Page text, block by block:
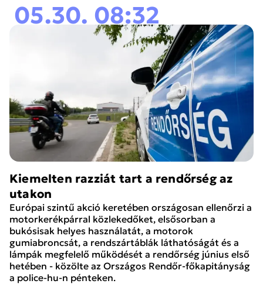
05.30. 08:32
Kiemelten razziát tart a rendőrség az
utakon
Európai szintű akció keretében országosan ellenőrzi a
motorkerékpárral közlekedőket, elsősorban a
bukósisak helyes használatát, a motorok
gumiabroncsát, a rendszártáblák láthatóságát és a
lámpák megfelelő működését a rendőrség június első
hetében - közölte az Országos Rendőr-főkapitányság
a police-hu-n pénteken.